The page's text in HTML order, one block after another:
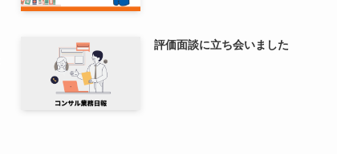
評価面談に立ち会いました